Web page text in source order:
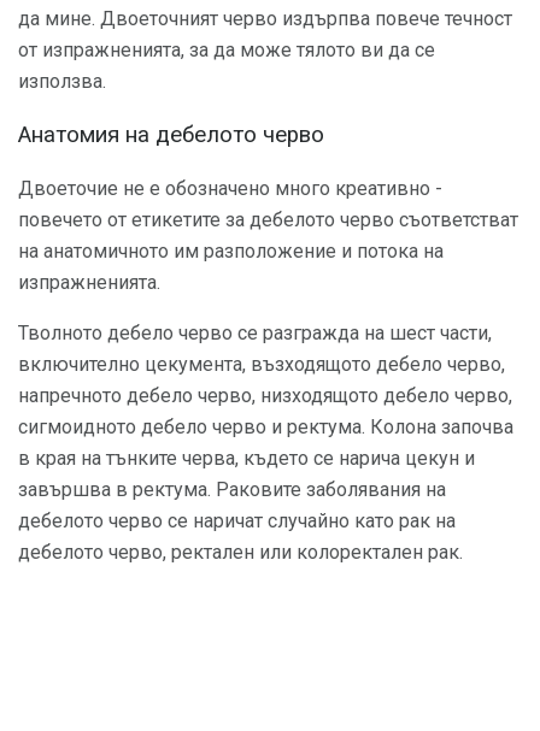
да мине. Двоеточният черво издърпва повече течност
от изпражненията, за да може тялото ви да се
използва.
Анатомия на дебелото черво
Двоеточие не е обозначено много креативно -
повечето от етикетите за дебелото черво съответстват
на анатомичното им разположение и потока на
изпражненията.
Тволното дебело черво се разгражда на шест части,
включително цекумента, възходящото дебело черво,
напречното дебело черво, низходящото дебело черво,
сигмоидното дебело черво и ректума. Колона започва
в края на тънките черва, където се нарича цекун и
завършва в ректума. Раковите заболявания на
дебелото черво се наричат ​​случайно като рак на
дебелото черво, ректален или колоректален рак.